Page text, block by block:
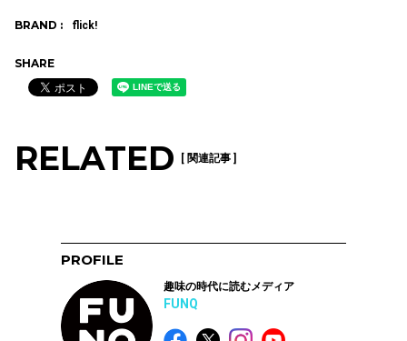
BRAND : flick!
SHARE
RELATED [ 関連記事 ]
PROFILE
趣味の時代に読むメディア
FUNQ